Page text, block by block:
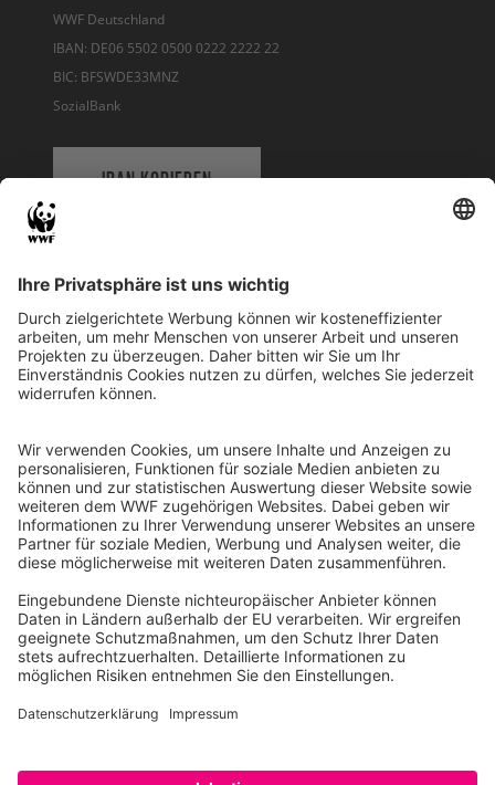
WWF Deutschland
IBAN: DE06 5502 0500 0222 2222 22
BIC: BFSWDE33MNZ
SozialBank
IBAN KOPIEREN
WWF Deutschland
Reinhardtstr. 18
10117 Berlin
Ihre Spende kann steuerlich geltend gemacht werden
Registriert als Stiftung WWF Deutschland, Senatsverwaltung für
Justiz Berlin, Az: 3416/976/2
Umsatzsteuer-Identifikationsnummer: DE 114236103
Freistellungsbescheid: Als gemeinnützige Körperschaft befreit
von der Körperschaftssteuer gem. §5 I 9 KStg. unter der
Steuernummer 27/641/09321